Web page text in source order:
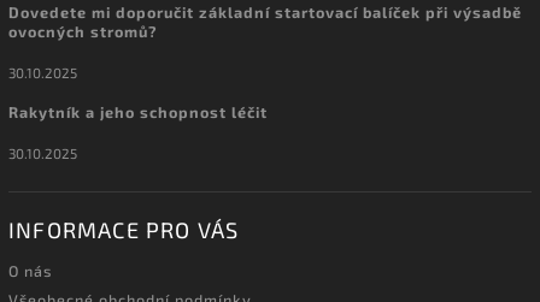
Dovedete mi doporučit základní startovací balíček při výsadbě
ovocných stromů?
30.10.2025
Rakytník a jeho schopnost léčit
30.10.2025
INFORMACE PRO VÁS
O nás